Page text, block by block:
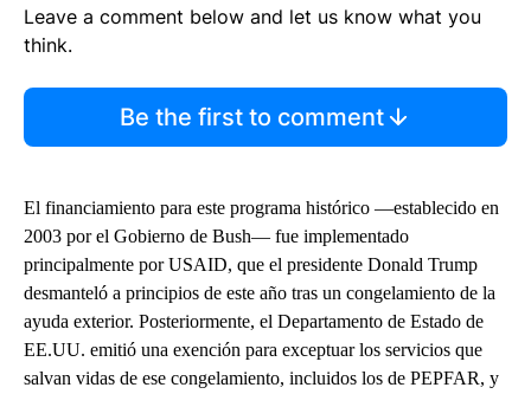
Leave a comment below and let us know what you
think.
Be the first to comment
El financiamiento para este programa histórico —establecido en
2003 por el Gobierno de Bush— fue implementado
principalmente por USAID, que el presidente Donald Trump
desmanteló a principios de este año tras un congelamiento de la
ayuda exterior. Posteriormente, el Departamento de Estado de
EE.UU. emitió una exención para exceptuar los servicios que
salvan vidas de ese congelamiento, incluidos los de PEPFAR, y